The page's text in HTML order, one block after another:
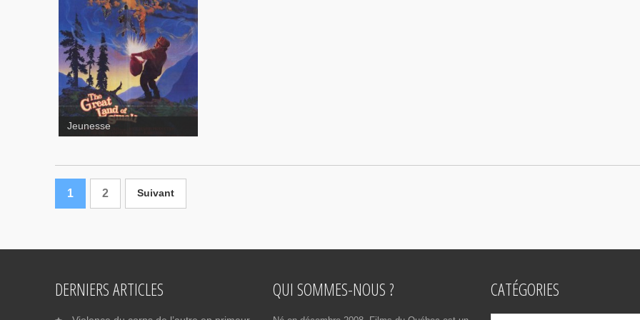
The Great Land of Small
Contes pour tous
Jeunesse
1 2 Suivant
DERNIERS ARTICLES QUI SOMMES-NOUS ? CATÉGORIES